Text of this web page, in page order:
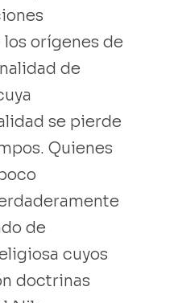
orígenes de
de
se pierde
Quienes
de
cuyos
doctrinas